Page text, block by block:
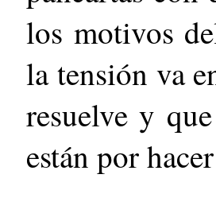
los motivos
la tensión va
resuelve y
están por